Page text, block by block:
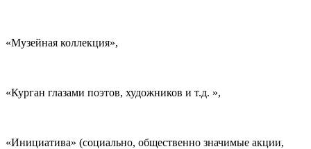
«Музейная коллекция»,
«Курган глазами поэтов, художников и т.д. »,
«Инициатива» (социально, общественно значимые акции,